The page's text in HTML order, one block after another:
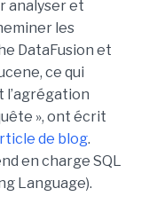
analyser et
les
DataFusion et
ce qui
l’agrégation
», ont écrit
de blog.
en charge SQL
Language).